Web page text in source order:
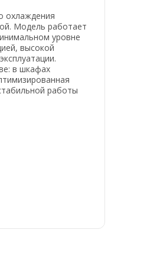
охлаждения
Модель работает
уровне
высокой
в шкафах
работы